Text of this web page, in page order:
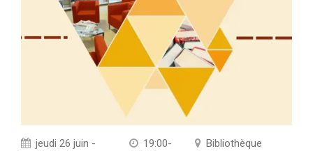
jeudi 26 juin -
19:00-
Bibliothèque